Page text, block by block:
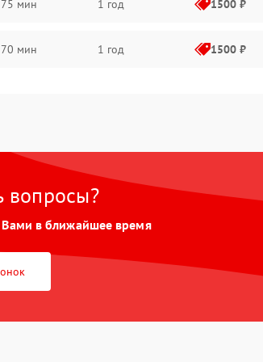
75 мин 1 год 1500 ₽
70 мин 1 год 1500 ₽
вопросы?
Вами в ближайшее время